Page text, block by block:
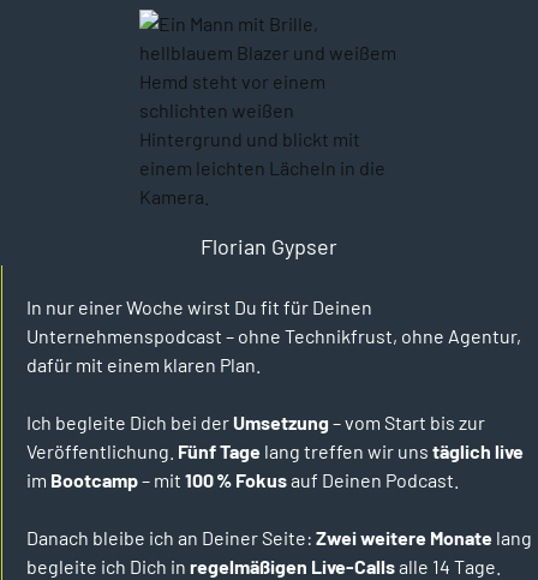
Florian Gypser
In nur einer Woche wirst Du fit für Deinen
Unternehmenspodcast – ohne Technikfrust, ohne Agentur,
dafür mit einem klaren Plan.
Ich begleite Dich bei der Umsetzung – vom Start bis zur
Veröffentlichung. Fünf Tage lang treffen wir uns täglich live
im Bootcamp– mit 100 % Fokusauf Deinen Podcast.
Danach bleibe ich an Deiner Seite: Zwei weitere Monate lang
begleite ich Dich in regelmäßigen Live-Callsalle 14 Tage.